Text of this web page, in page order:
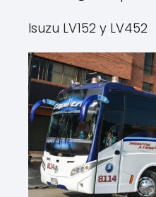
Isuzu LV152 y LV452